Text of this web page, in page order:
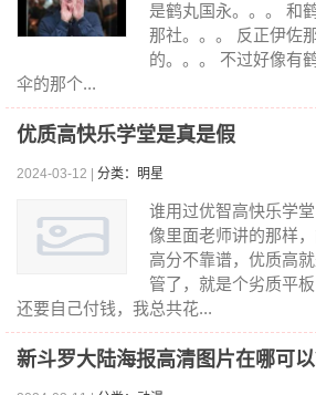
是鹤丸国永。。。 和
那社。。。 反正伊佐
的。。。 不过好像有
伞的那个...
优质高快乐学堂是真是假
2024-03-12 | 分类：明星
谁用过优智高快乐学
像里面老师讲的那样
高分不靠谱，优质高
管了，就是个劣质平
还要自己付钱，我总共花...
新斗罗大陆海报高清图片在哪可以